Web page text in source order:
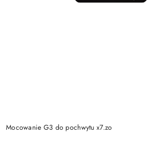
Mocowanie G3 do pochwytu x7.zo